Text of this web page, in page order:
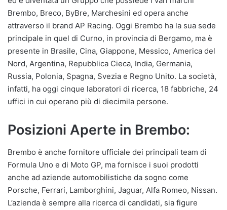
Brembo, Breco, ByBre, Marchesini ed opera anche
attraverso il brand AP Racing. Oggi Brembo ha la sua sede
principale in quel di Curno, in provincia di Bergamo, ma è
presente in Brasile, Cina, Giappone, Messico, America del
Nord, Argentina, Repubblica Cieca, India, Germania,
Russia, Polonia, Spagna, Svezia e Regno Unito. La società,
infatti, ha oggi cinque laboratori di ricerca, 18 fabbriche, 24
uffici in cui operano più di diecimila persone.
Posizioni Aperte in Brembo:
Brembo è anche fornitore ufficiale dei principali team di
Formula Uno e di Moto GP, ma fornisce i suoi prodotti
anche ad aziende automobilistiche da sogno come
Porsche, Ferrari, Lamborghini, Jaguar, Alfa Romeo, Nissan.
L’azienda è sempre alla ricerca di candidati, sia figure